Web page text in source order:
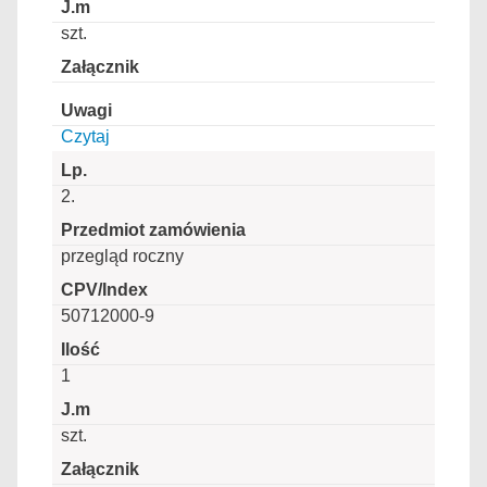
szt.
Czytaj
2.
przegląd roczny
50712000-9
1
szt.